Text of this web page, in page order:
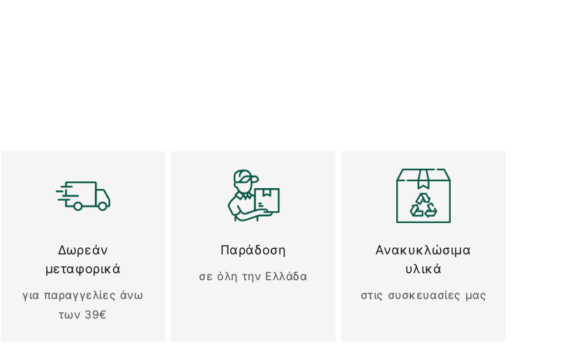
Δωρεάν
μεταφορικά
για παραγγελίες άνω
των 39€
Παράδοση
σε όλη την Ελλάδα
Ανακυκλώσιμα
υλικά
στις συσκευασίες μας